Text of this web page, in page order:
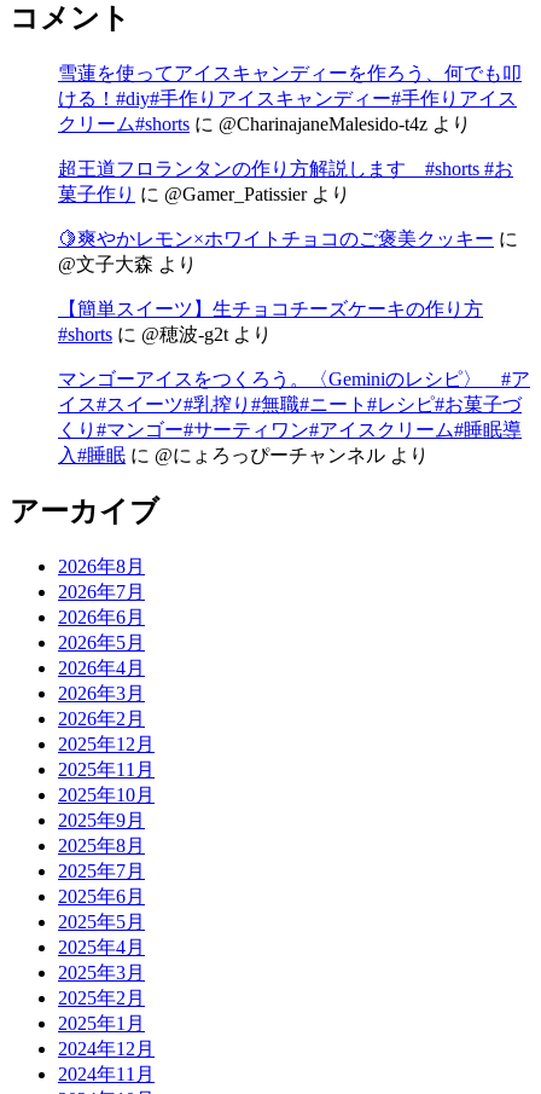
コメント
雪蓮を使ってアイスキャンディーを作ろう、何でも叩
ける！#diy#手作りアイスキャンディー#手作りアイス
クリーム#shorts に @CharinajaneMalesido-t4z より
超王道フロランタンの作り方解説します #shorts #お
菓子作り に @Gamer_Patissierより
🍋爽やかレモン×ホワイトチョコのご褒美クッキー に
@文子大森 より
【簡単スイーツ】生チョコチーズケーキの作り方
#shorts に @穂波-g2t より
マンゴーアイスをつくろう。〈Geminiのレシピ〉 #ア
イス#スイーツ#乳搾り#無職#ニート#レシピ#お菓子づ
くり#マンゴー#サーティワン#アイスクリーム#睡眠導
入#睡眠 に @にょろっぴーチャンネル より
アーカイブ
2026年8月
2026年7月
2026年6月
2026年5月
2026年4月
2026年3月
2026年2月
2025年12月
2025年11月
2025年10月
2025年9月
2025年8月
2025年7月
2025年6月
2025年5月
2025年4月
2025年3月
2025年2月
2025年1月
2024年12月
2024年11月